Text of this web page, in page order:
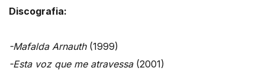
Discografia:
-Mafalda Arnauth(1999)
-Esta voz que me atravessa(2001)